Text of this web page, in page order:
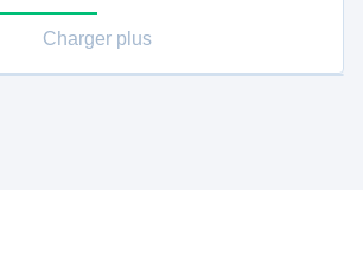
Charger plus